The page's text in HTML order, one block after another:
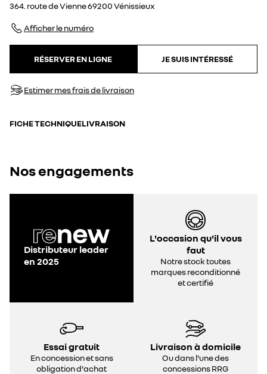
364. route de Vienne69200Vénissieux
Afficher le numéro
RÉSERVER EN LIGNE JE SUIS INTÉRESSÉ
Estimer mes frais de livraison
FICHE TECHNIQUELIVRAISON
Nos engagements
Distributeur leader
en 2025
L'occasion qu'il vous
faut
Notre stock toutes
marques reconditionné
et certifié
Essai gratuit
En concession et sans
obligation d'achat
Livraison à domicile
Ou dans l'une des
concessions RRG